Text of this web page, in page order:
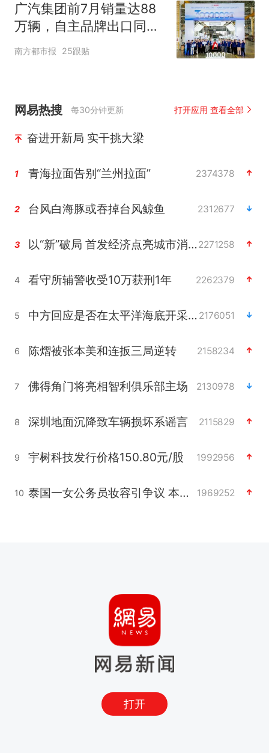
广汽集团前7月销量达88
万辆，自主品牌出口同比
增130%
南方都市报 25跟贴
网易热搜 每30分钟更新 打开应用 查看全部
奋进开新局 实干挑大梁
1 青海拉面告别“兰州拉面” 2374378
2 台风白海豚或吞掉台风鲸鱼 2312677
3 以“新”破局 首发经济点亮城市消费活力2271258
4 看守所辅警收受10万获刑1年 2262379
5 中方回应是否在太平洋海底开采稀土 2176051
6 陈熠被张本美和连扳三局逆转 2158234
7 佛得角门将亮相智利俱乐部主场 2130978
8 深圳地面沉降致车辆损坏系谣言 2115829
9 宇树科技发行价格150.80元/股 1992956
10 泰国一女公务员妆容引争议 本人回应 1969252
打开